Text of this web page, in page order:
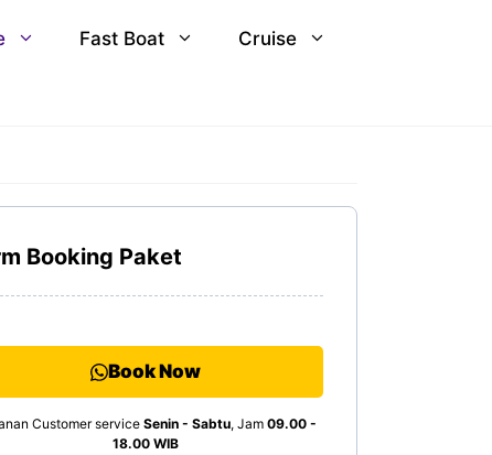
Fast Boat Cruise
Booking Paket
Book Now
Customer service Senin - Sabtu, Jam 09.00 -
18.00 WIB